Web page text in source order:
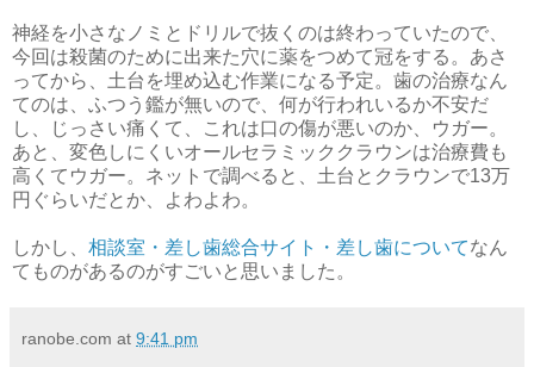
神経を小さなノミとドリルで抜くのは終わっていたので、
今回は殺菌のために出来た穴に薬をつめて冠をする。あさ
ってから、土台を埋め込む作業になる予定。歯の治療なん
てのは、ふつう鑑が無いので、何が行われいるか不安だ
し、じっさい痛くて、これは口の傷が悪いのか、ウガー。
あと、変色しにくいオールセラミッククラウンは治療費も
高くてウガー。ネットで調べると、土台とクラウンで13万
円ぐらいだとか、よわよわ。
しかし、 相談室・差し歯総合サイト・差し歯についてなん
てものがあるのがすごいと思いました。
ranobe.com at 9:41 pm